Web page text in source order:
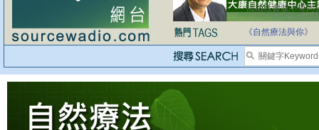
法治社會並不等同
《自然療法與你》